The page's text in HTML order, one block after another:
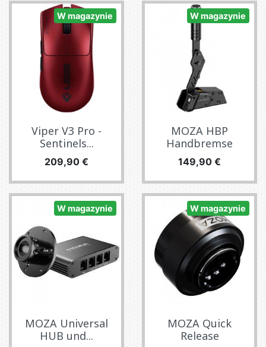
W magazynie
Viper V3 Pro -
Sentinels...
Cena
209,90 €
W magazynie
MOZA HBP
Handbremse
Cena
149,90 €
W magazynie
MOZA Universal
HUB und...
W magazynie
MOZA Quick
Release